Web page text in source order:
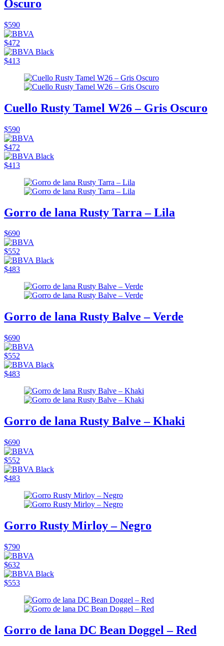
Oscuro
$590
$472
$413
Cuello Rusty Tamel W26 – Gris Oscuro
$590
$472
$413
Gorro de lana Rusty Tarra – Lila
$690
$552
$483
Gorro de lana Rusty Balve – Verde
$690
$552
$483
Gorro de lana Rusty Balve – Khaki
$690
$552
$483
Gorro Rusty Mirloy – Negro
$790
$632
$553
Gorro de lana DC Bean Doggel – Red